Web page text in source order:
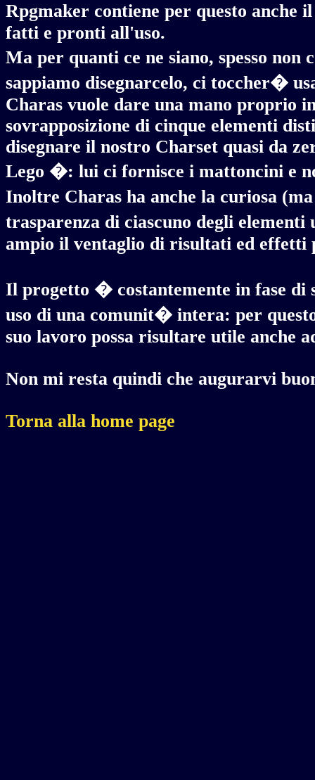
Rpgmaker contiene per questo anche
fatti e pronti all'uso.
Ma per quanti ce ne siano, spesso
sappiamo disegnarcelo, ci toccher�
Charas vuole dare una mano proprio
sovrapposizione di cinque elementi
disegnare il nostro Charset quasi da
Lego �: lui ci fornisce i mattoncini e
Inoltre Charas ha anche la curiosa
trasparenza di ciascuno degli
ampio il ventaglio di risultati ed effetti
Il progetto � costantemente in fase
uso di una comunit� intera: per
suo lavoro possa risultare utile anche
Non mi resta quindi che augurarvi
Torna alla home page